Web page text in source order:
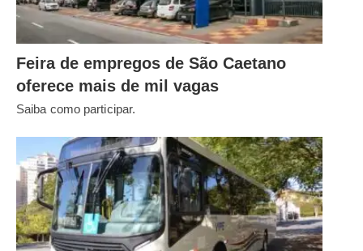
Feira de empregos de São Caetano
oferece mais de mil vagas
Saiba como participar.